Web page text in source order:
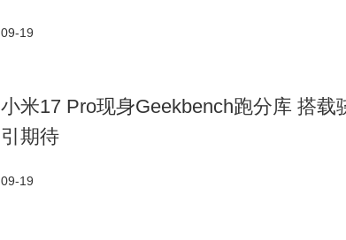
09-19
小米17 Pro现身Geekbench跑分库 搭载
引期待
09-19